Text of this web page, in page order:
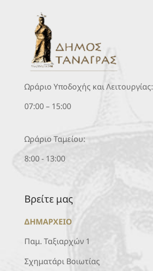
Ωράριο Υποδοχής και Λειτουργίας:
07:00 – 15:00
Ωράριο Ταμείου:
8:00 - 13:00
Βρείτε μας
ΔΗΜΑΡΧΕΙΟ
Παμ. Ταξιαρχών 1
Σχηματάρι Βοιωτίας